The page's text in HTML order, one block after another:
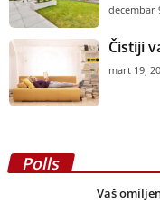
decembar
Čistiji
mart 19,
Polls
Vaš